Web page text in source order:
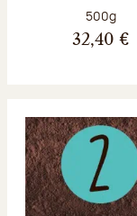
Poids net :
500g
32,40 €